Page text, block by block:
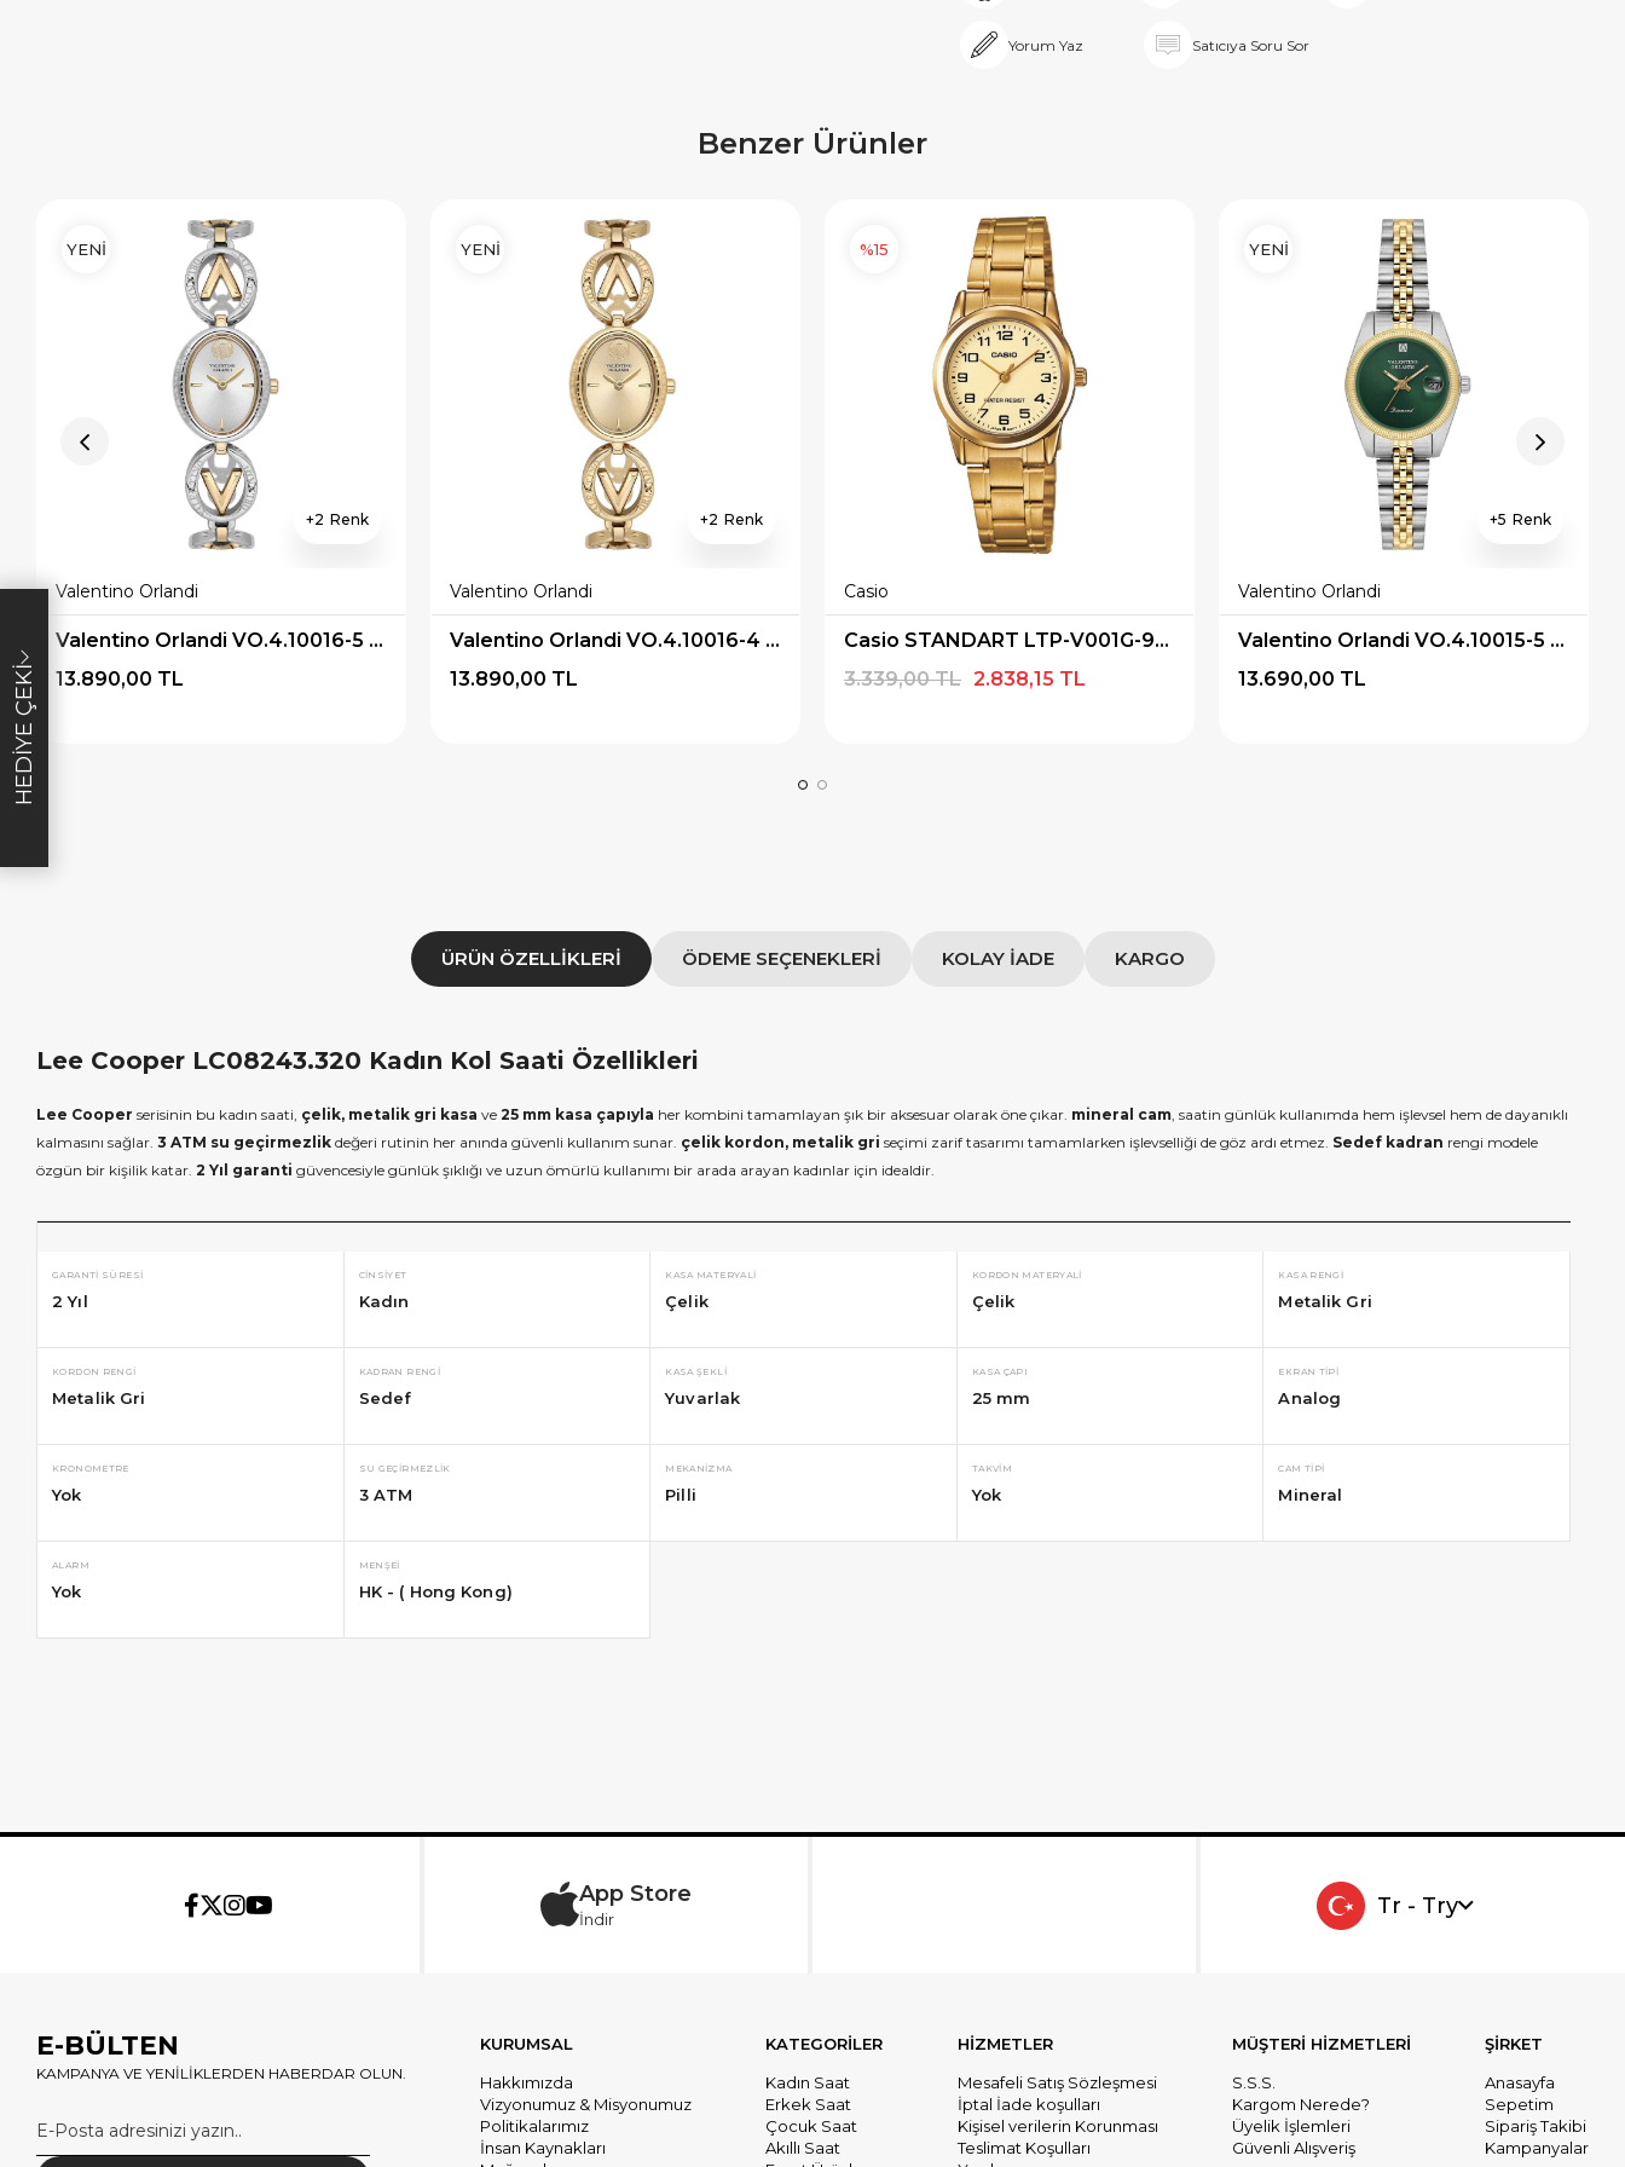
Yorum Yaz Satıcıya Soru Sor
Benzer Ürünler
2
Valentino Orlandi
Valentino Orlandi VO.4.10016-5 Kadın Kol Saati
13.890,00 TL
YENİ
2
Valentino Orlandi
Valentino Orlandi VO.4.10016-4 Kadın Kol Saati
13.890,00 TL
YENİ
Casio
Casio STANDART LTP-V001G-9BUDF Kol Saati
2.838,15 TL
3.339,00 TL
%15
5
Valentino Orlandi
Valentino Orlandi VO.4.10015-5 Pırlantalı Kadın Kol Saati
13.690,00 TL
YENİ
ÜRÜN ÖZELLIKLERI ÖDEME SEÇENEKLERI KOLAY İADE KARGO
Lee Cooper LC08243.320 Kadın Kol Saati Özellikleri
Lee Cooper serisinin bu kadın saati, çelik, metalik gri kasa ve 25 mm kasa çapıyla her kombini tamamlayan şık bir aksesuar olarak öne çıkar. mineral cam, saatin günlük kullanımda hem işlevsel hem de dayanıklı
kalmasını sağlar. 3 ATM su geçirmezlik değeri rutinin her anında güvenli kullanım sunar. çelik kordon, metalik gri seçimi zarif tasarımı tamamlarken işlevselliği de göz ardı etmez. Sedef kadran rengi modele
özgün bir kişilik katar. 2 Yıl garanti güvencesiyle günlük şıklığı ve uzun ömürlü kullanımı bir arada arayan kadınlar için idealdir.
GARANTI SÜRESI
2 Yıl
CINSIYET
Kadın
KASA MATERYALI
Çelik
KORDON MATERYALI
Çelik
KASA RENGI
Metalik Gri
KORDON RENGI
Metalik Gri
KADRAN RENGI
Sedef
KASA ŞEKLI
Yuvarlak
KASA ÇAPI
25 mm
EKRAN TIPI
Analog
KRONOMETRE
Yok
SU GEÇIRMEZLIK
3 ATM
MEKANIZMA
Pilli
TAKVIM
Yok
CAM TIPI
Mineral
ALARM
Yok
MENŞEI
HK - ( Hong Kong)
App Store
İndir
Tr - Try
E-BÜLTEN
KAMPANYA VE YENİLİKLERDEN HABERDAR OLUN.
KURUMSAL
Hakkımızda
Vizyonumuz & Misyonumuz
Politikalarımız
İnsan Kaynakları
KATEGORİLER
Kadın Saat
Erkek Saat
Çocuk Saat
Akıllı Saat
HİZMETLER
Mesafeli Satış Sözleşmesi
İptal İade koşulları
Kişisel verilerin Korunması
Teslimat Koşulları
MÜŞTERİ HİZMETLERİ
S.S.S.
Kargom Nerede?
Üyelik İşlemleri
Güvenli Alışveriş
ŞİRKET
Anasayfa
Sepetim
Sipariş Takibi
Kampanyalar
HEDIYE ÇEKI
özel
Çeki
× SEPETTE İNDİRİM
2.000 TL Hediye Çeki
× SEPETTE İNDİRİM
TL Hediye Çeki
× SEPETTE İNDİRİM
1.000 TL Hediye Çeki
×